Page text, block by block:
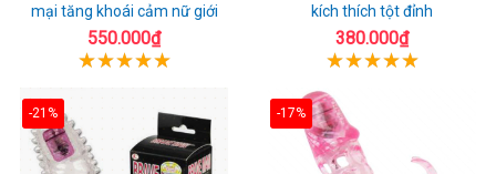
mại tăng khoái cảm nữ giới
550.000₫
kích thích tột đỉnh
380.000₫
-21% -17%